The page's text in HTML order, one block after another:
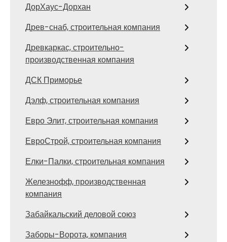
ДорХаус-Дорхан
Древ-снаб, строительная компания
Древкаркас, строительно-
производственная компания
ДСК Приморье
Дэлф, строительная компания
Евро Элит, строительная компания
ЕвроСтрой, строительная компания
Елки-Палки, строительная компания
Железнофф, производственная
компания
Забайкальский деловой союз
Заборы-Ворота, компания